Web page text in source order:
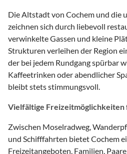
Die Altstadt von Cochem und die
zeichnen sich durch liebevoll
verwinkelte Gassen und kleine
Strukturen verleihen der Region
der bei jedem Rundgang spürbar
Kaffeetrinken oder abendlicher
bleibt stets stimmungsvoll.
Vielfältige Freizeitmöglichkeiten
Zwischen Moselradweg,
und Schifffahrten bietet Cochem
Freizeitangeboten. Familien,